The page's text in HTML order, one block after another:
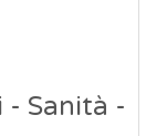
- Sanità -